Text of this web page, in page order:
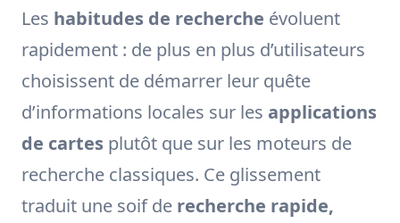
Les habitudes de recherche évoluent
rapidement : de plus en plus d’utilisateurs
choisissent de démarrer leur quête
d’informations locales sur les applications
de cartes plutôt que sur les moteurs de
recherche classiques. Ce glissement
traduit une soif de recherche rapide,